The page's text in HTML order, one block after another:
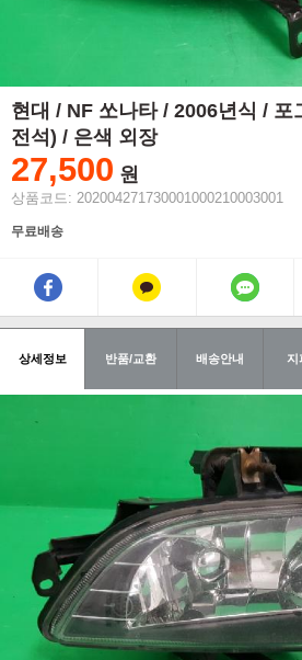
현대 / NF 쏘나타 / 2006년식 / 포
전석) / 은색 외장
27,500 원
상품코드: 202004271730001000210003001
무료배송
상세정보 반품/교환 배송안내 지